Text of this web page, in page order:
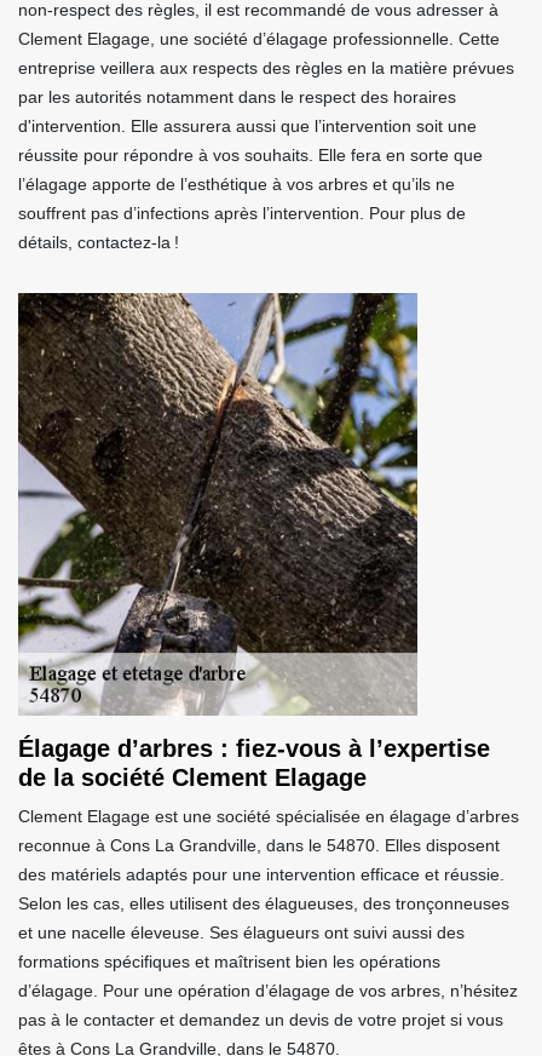
non-respect des règles, il est recommandé de vous adresser à
Clement Elagage, une société d’élagage professionnelle. Cette
entreprise veillera aux respects des règles en la matière prévues
par les autorités notamment dans le respect des horaires
d'intervention. Elle assurera aussi que l’intervention soit une
réussite pour répondre à vos souhaits. Elle fera en sorte que
l’élagage apporte de l’esthétique à vos arbres et qu’ils ne
souffrent pas d’infections après l’intervention. Pour plus de
détails, contactez-la !
Élagage d’arbres : fiez-vous à l’expertise
de la société Clement Elagage
Clement Elagage est une société spécialisée en élagage d’arbres
reconnue à Cons La Grandville, dans le 54870. Elles disposent
des matériels adaptés pour une intervention efficace et réussie.
Selon les cas, elles utilisent des élagueuses, des tronçonneuses
et une nacelle éleveuse. Ses élagueurs ont suivi aussi des
formations spécifiques et maîtrisent bien les opérations
d’élagage. Pour une opération d’élagage de vos arbres, n’hésitez
pas à le contacter et demandez un devis de votre projet si vous
êtes à Cons La Grandville, dans le 54870.